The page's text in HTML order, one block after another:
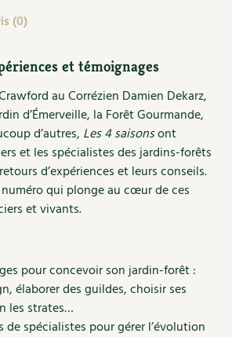
organisation
jardin
au jardin
plat
(0)
et témoignages
au Corrézien Damien Dekarz,
d’Émerveille, la Forêt Gourmande,
d’autres, Les 4 saisonsont
et les spécialistes des jardins-forêts
d’expériences et leurs conseils.
qui plonge au cœur de ces
et vivants.
pour concevoir son jardin-forêt :
élaborer des guildes, choisir ses
les strates…
de spécialistes pour gérer l’évolution